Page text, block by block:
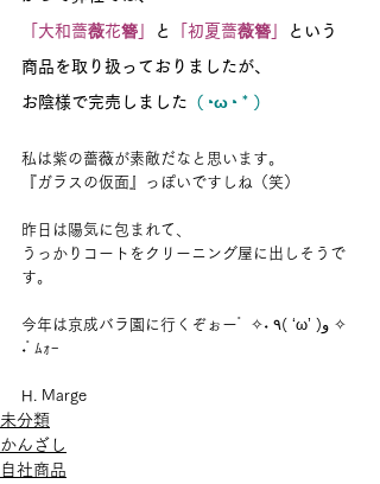
「大和薔薇花簪」 と 「初夏薔薇簪」 という
商品を取り扱っておりましたが、
お陰様で完売しました （◔ω◔ * ）
私は紫の薔薇が素敵だなと思います。
『ガラスの仮面』っぽいですしね（笑）
昨日は陽気に包まれて、
うっかりコートをクリーニング屋に出しそうで
す。
今年は京成バラ園に行くぞぉーﾟ ✧˖ ٩( ‘ω’ )و ✧
˖ﾟﾑｫｰ
H. Marge
未分類
かんざし
自社商品